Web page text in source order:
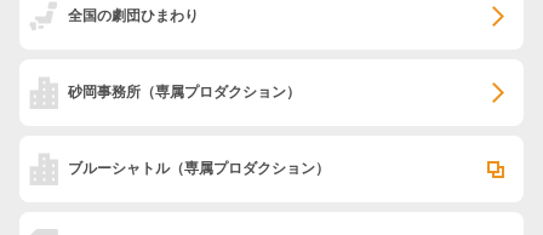
全国の劇団ひまわり
砂岡事務所 （専属プロダクション）
ブルーシャトル（専属プロダクション）